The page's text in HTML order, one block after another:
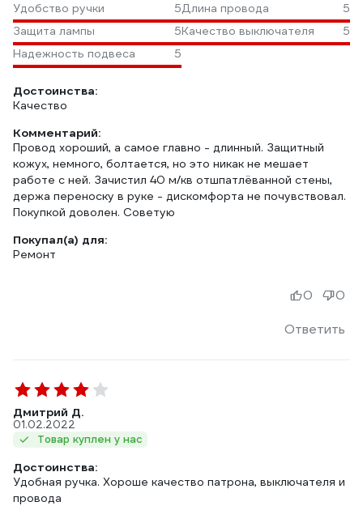
Удобство ручки 5Длина провода
5
Защита лампы
5Качество выключателя
5
Надежность подвеса
5
Достоинства:
Качество
Комментарий:
Провод хороший, а самое главно - длинный. Защитный
кожух, немного, болтается, но это никак не мешает
работе с ней. Зачистил 40 м/кв отшпатлёванной стены,
держа переноску в руке - дискомфорта не почувствовал.
Покупкой доволен. Советую
Покупал(а) для:
Ремонт
Ответить
0 0
Дмитрий Д.
01.02.2022
Товар куплен у нас
Достоинства:
Удобная ручка. Хороше качество патрона, выключателя и
провода